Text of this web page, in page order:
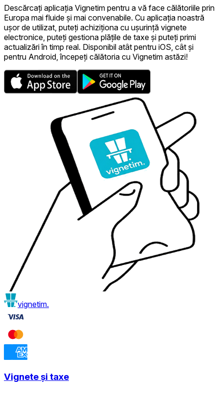
Descărcați aplicația Vignetim pentru a vă face călătoriile prin
Europa mai fluide și mai convenabile. Cu aplicația noastră
ușor de utilizat, puteți achiziționa cu ușurință vignete
electronice, puteți gestiona plățile de taxe și puteți primi
actualizări în timp real. Disponibil atât pentru iOS, cât și
pentru Android, începeți călătoria cu Vignetim astăzi!
vignetim.
Vignete și taxe